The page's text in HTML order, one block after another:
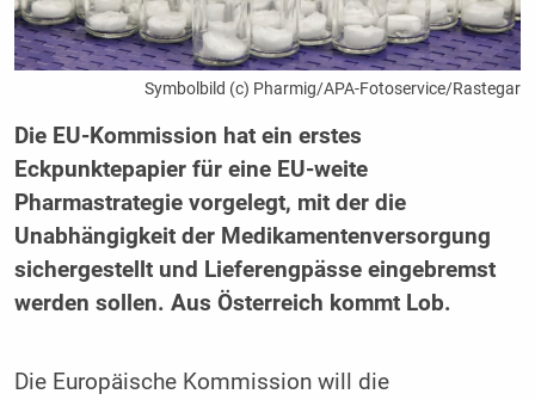
Symbolbild (c) Pharmig/APA-Fotoservice/Rastegar
Die EU-Kommission hat ein erstes
Eckpunktepapier für eine EU-weite
Pharmastrategie vorgelegt, mit der die
Unabhängigkeit der Medikamentenversorgung
sichergestellt und Lieferengpässe eingebremst
werden sollen. Aus Österreich kommt Lob.
Die Europäische Kommission will die